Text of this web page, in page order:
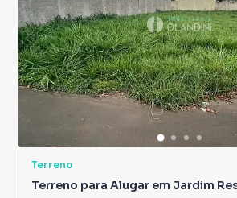
Terreno
Terreno para Alugar em Jardim